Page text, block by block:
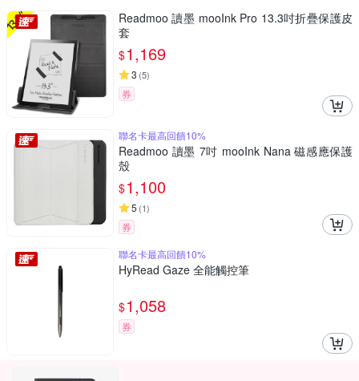
Readmoo 讀墨 mooInk Pro 13.3吋折疊保護皮
套
$1,169
3 (5)
券
聯名卡最高回饋10%
Readmoo 讀墨 7吋 mooInk Nana 磁感應保護
殼
$1,100
5 (1)
券
聯名卡最高回饋10%
HyRead Gaze 全能觸控筆
$1,058
券